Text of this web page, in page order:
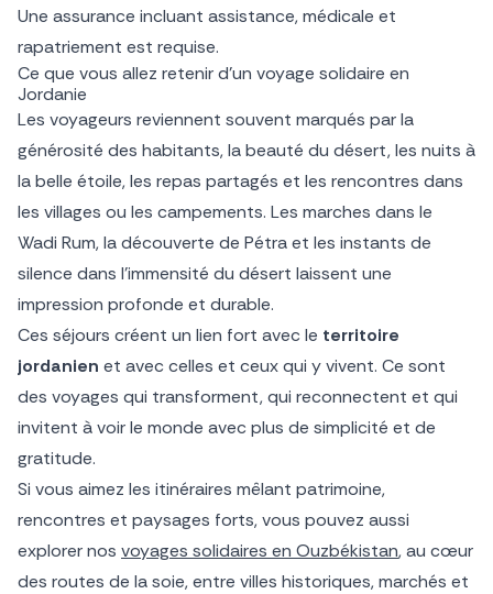
Une assurance incluant assistance, médicale et
rapatriement est requise.
Ce que vous allez retenir d’un voyage solidaire en
Jordanie
Les voyageurs reviennent souvent marqués par la
générosité des habitants, la beauté du désert, les nuits à
la belle étoile, les repas partagés et les rencontres dans
les villages ou les campements. Les marches dans le
Wadi Rum, la découverte de Pétra et les instants de
silence dans l’immensité du désert laissent une
impression profonde et durable.
Ces séjours créent un lien fort avec le territoire
jordanien et avec celles et ceux qui y vivent. Ce sont
des voyages qui transforment, qui reconnectent et qui
invitent à voir le monde avec plus de simplicité et de
gratitude.
Si vous aimez les itinéraires mêlant patrimoine,
rencontres et paysages forts, vous pouvez aussi
explorer nos voyages solidaires en Ouzbékistan, au cœur
des routes de la soie, entre villes historiques, marchés et